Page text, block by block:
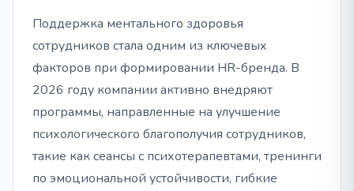
Поддержка ментального здоровья
сотрудников стала одним из ключевых
факторов при формировании HR-бренда. В
2026 году компании активно внедряют
программы, направленные на улучшение
психологического благополучия сотрудников,
такие как сеансы с психотерапевтами, тренинги
по эмоциональной устойчивости, гибкие